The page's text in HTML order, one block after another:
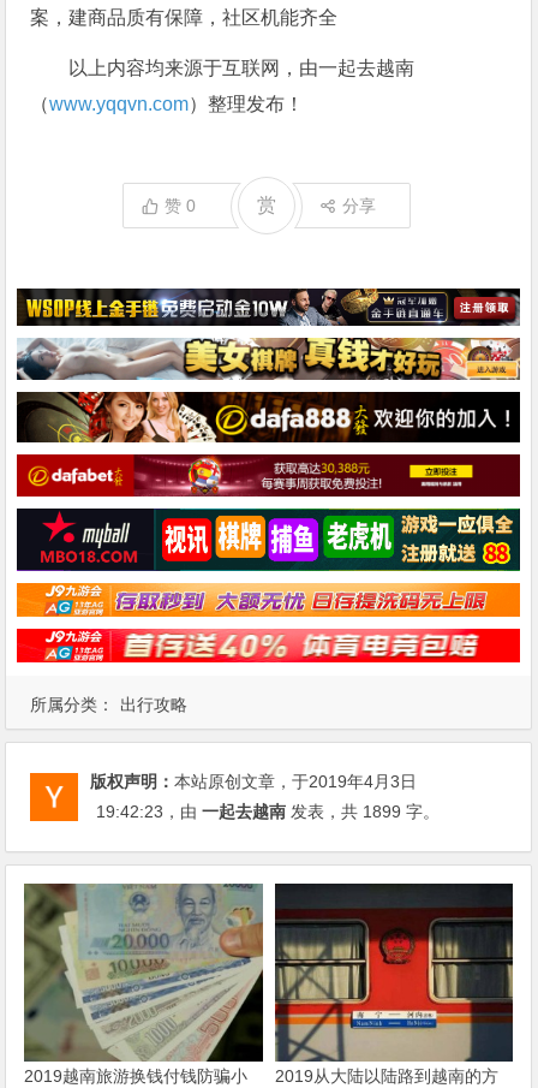
所属分类： 出行攻略
案，建商品质有保障，社区机能齐全
以上内容均来源于互联网，由一起去越南
（www.yqqvn.com）整理发布！
赞0 赏 分享
版权声明：本站原创文章，于2019年4月3日
19:42:23 ，由一起去越南 发表，共 1899 字。
2019越南旅游换钱付钱防骗小
2019从大陆以陆路到越南的方